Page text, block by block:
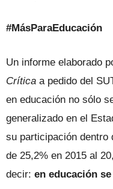
#MásParaEducación
Un informe elaborado
Crítica a pedido del
en educación no sólo
generalizado en el
su participación dentro
de 25,2% en 2015 al
decir: en educación